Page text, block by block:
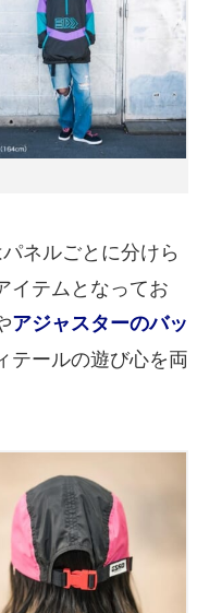
ネルごとに分けら
イテムとなってお
アジャスターのバッ
テールの遊び心を両